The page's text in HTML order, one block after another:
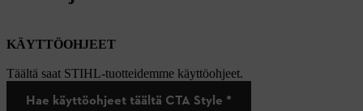
KÄYTTÖOHJEET
Täältä saat STIHL-tuotteidemme käyttöohjeet.
Hae käyttöohjeet täältä CTA Style *